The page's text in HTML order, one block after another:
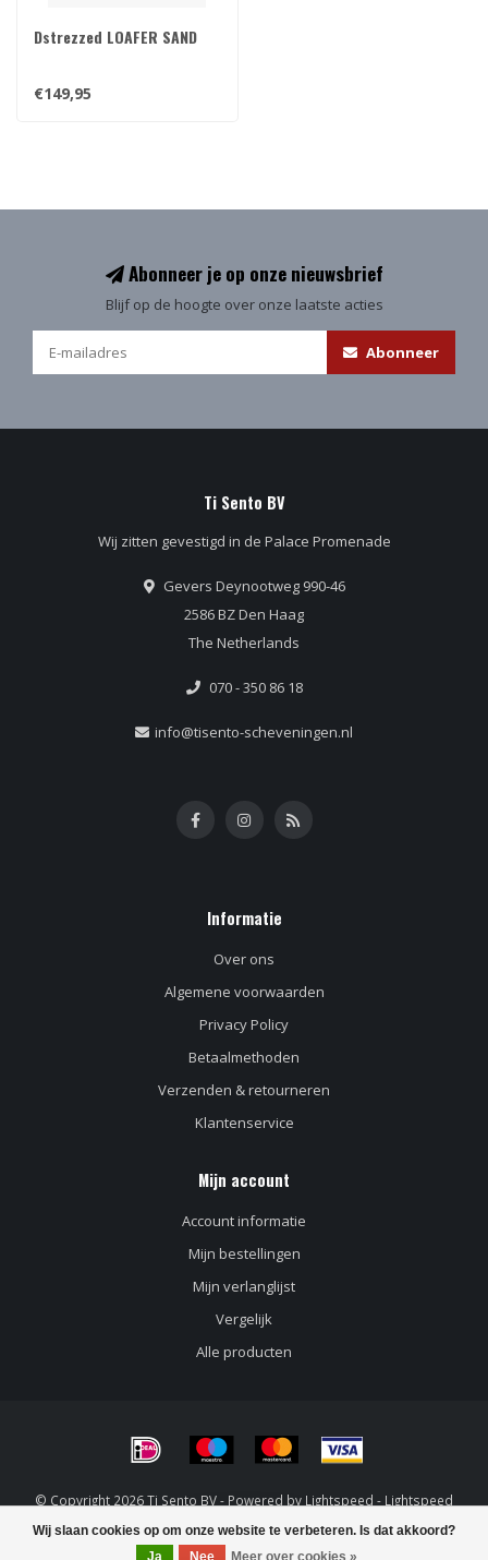
Dstrezzed LOAFER SAND
€149,95
Wij slaan cookies op om onze website te verbeteren. Is dat akkoord?
Ja
Nee Meer over cookies »
Abonneer je op onze nieuwsbrief
Blijf op de hoogte over onze laatste acties
Abonneer
Ti Sento BV
Wij zitten gevestigd in de Palace Promenade
Gevers Deynootweg 990-46
2586 BZ Den Haag
The Netherlands
070 - 350 86 18
info@tisento-scheveningen.nl
Informatie
Over ons
Algemene voorwaarden
Privacy Policy
Betaalmethoden
Verzenden & retourneren
Klantenservice
Mijn account
Account informatie
Mijn bestellingen
Mijn verlanglijst
Vergelijk
Alle producten
© Copyright 2026 Ti Sento BV - Powered by Lightspeed - Lightspeed
designbyDyvelopment
FILTERS